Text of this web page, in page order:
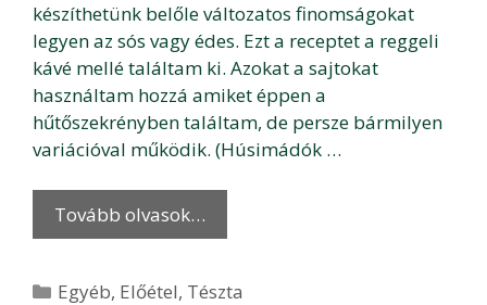
készíthetünk belőle változatos finomságokat
legyen az sós vagy édes. Ezt a receptet a reggeli
kávé mellé találtam ki. Azokat a sajtokat
használtam hozzá amiket éppen a
hűtőszekrényben találtam, de persze bármilyen
variációval működik. (Húsimádók …
Tovább olvasok…
Kategória
Egyéb, Előétel, Tészta